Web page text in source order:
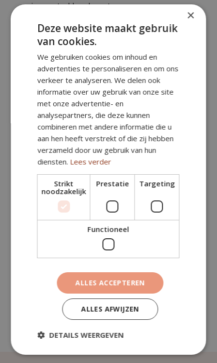
is per strekkende meter.
Prijsberekening
Aantal m²:
Subtotaal (excl. btw) € 21,50
Specificatie (in subtotaal, excl. btw):
Toeslagen (excl. btw)
Deze kosten zitten al in het subtotaal hierboven.
Totaal (excl. btw) €21,50
ADD TO CART
×
Deze website maakt gebruik
van cookies.
We gebruiken cookies om inhoud en
advertenties te personaliseren en om ons
verkeer te analyseren. We delen ook
informatie over uw gebruik van onze site
met onze advertentie- en
analysepartners, die deze kunnen
combineren met andere informatie die u
aan hen heeft verstrekt of die zij hebben
verzameld door uw gebruik van hun
diensten. Lees verder
Strikt
noodzakelijk
Prestatie Targeting
Functioneel
ALLES ACCEPTEREN
ALLES AFWIJZEN
DETAILS WEERGEVEN